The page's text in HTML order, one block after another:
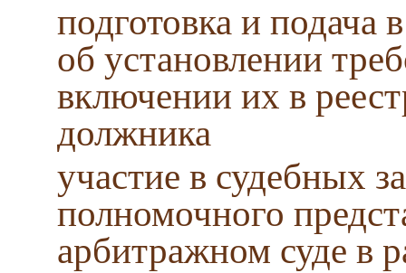
подготовка и подача
об установлении
включении их в
должника
участие в судебных
полномочного
арбитражном суде в